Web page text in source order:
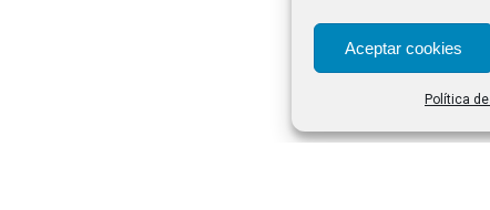
Aceptar cookies
Política